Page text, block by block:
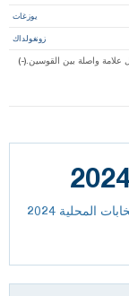
يوزغات
زونغولداك
علامة واصلة بين القوسين
المحلية 2024